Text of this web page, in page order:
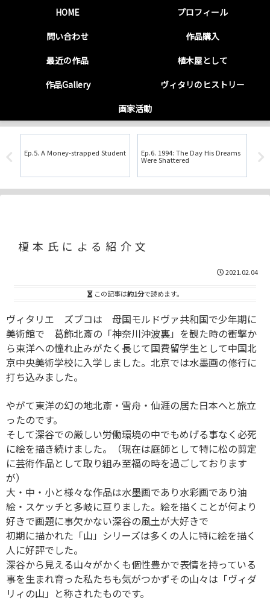
HOME
プロフィール
問い合わせ
作品購入
最近の作品
植木屋として
作品Gallery
ヴィタリのヒストリー
画家活動
Ep.5. A Money-strapped Student Ep.6. 1994: The Day His Dreams
Were Shattered
第
榎本氏による紹介文
2021.02.04
この記事は約1分で読めます。
ヴィタリエ ズブコは 母国モルドヴァ共和国で少年期に
美術館で 葛飾北斎の「神奈川沖波裏」を観た時の衝撃か
ら東洋への憧れ止みがたく長じて国費留学生として中国北
京中央美術学校に入学しました。北京では水墨画の修行に
打ち込みました。
やがて東洋の幻の地北斎・雪舟・仙涯の居た日本へと旅立
ったのです。
そして深谷での厳しい労働環境の中でもめげる事なく必死
に絵を描き続けました。（現在は庭師として特に松の剪定
に芸術作品として取り組み至福の時を過ごしております
が）
大・中・小と様々な作品は水墨画であり水彩画であり油
絵・スケッチと多岐に亘りました。絵を描くことが何より
好きで画題に事欠かない深谷の風土が大好きで
初期に描かれた「山」シリーズは多くの人に特に絵を描く
人に好評でした。
深谷から見える山々がかくも個性豊かで表情を持っている
事を生まれ育った私たちも気がつかずその山々は「ヴィダ
リィの山」と称されたものです。